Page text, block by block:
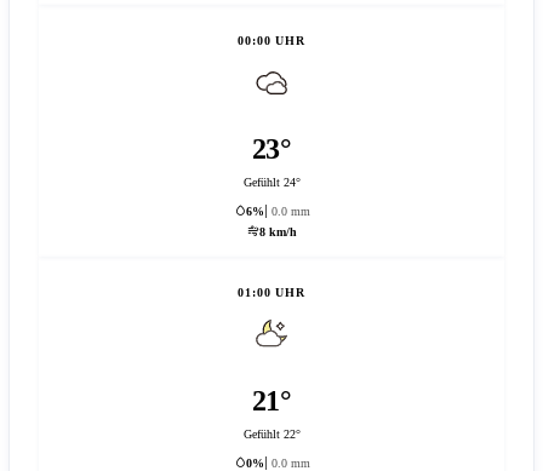
00:00 UHR
23°
Gefühlt 24°
6%
0.0 mm
8 km/h
01:00 UHR
21°
Gefühlt 22°
0%
0.0 mm